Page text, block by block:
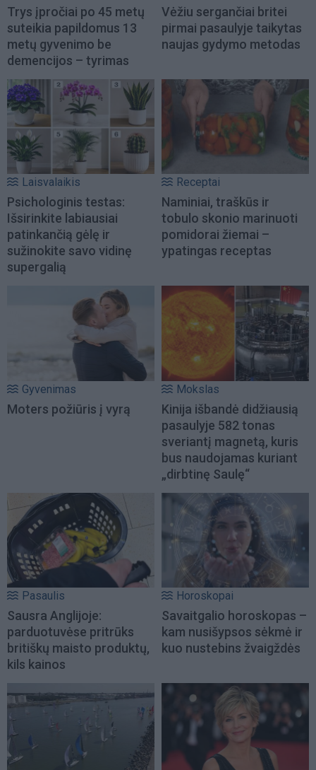
Trys įpročiai po 45 metų
suteikia papildomus 13
metų gyvenimo be
demencijos – tyrimas
Vėžiu sergančiai britei
pirmai pasaulyje taikytas
naujas gydymo metodas
Laisvalaikis
Psichologinis testas:
Išsirinkite labiausiai
patinkančią gėlę ir
sužinokite savo vidinę
supergalią
Receptai
Naminiai, traškūs ir
tobulo skonio marinuoti
pomidorai žiemai –
ypatingas receptas
Gyvenimas
Moters požiūris į vyrą
Mokslas
Kinija išbandė didžiausią
pasaulyje 582 tonas
sveriantį magnetą, kuris
bus naudojamas kuriant
„dirbtinę Saulę“
Pasaulis
Sausra Anglijoje:
parduotuvėse pritrūks
britiškų maisto produktų,
kils kainos
Horoskopai
Savaitgalio horoskopas –
kam nusišypsos sėkmė ir
kuo nustebins žvaigždės